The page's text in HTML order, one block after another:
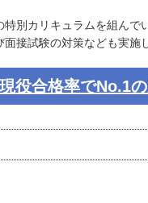
別カリキュラムを組ん
接試験の対策なども実施
役合格率でNo.1